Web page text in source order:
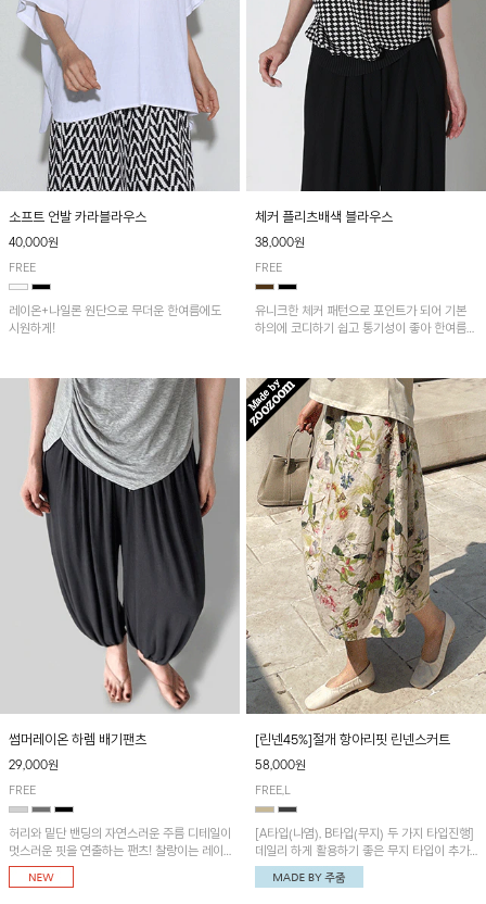
소프트 언발 카라블라우스
40,000원
FREE
레이온+나일론 원단으로 무더운 한여름에도
시원하게!
체커 플리츠배색 블라우스
38,000원
FREE
유니크한 체커 패턴으로 포인트가 되어 기본
하의에 코디하기 쉽고 통기성이 좋아 한여름에
썸머레이온 하렘 배기팬츠
29,000원
FREE
허리와 밑단 밴딩의 자연스러운 주름 디테일이
멋스러운 핏을 연출하는 팬츠! 찰랑이는 레이
온 소재로 가볍고 시원하게 착용되며, 여유로
운 실루엣으로 활동성이 좋아 데일리 하게 즐
[린넨45%]절개 항아리핏 린넨스커트
58,000원
FREE,L
[A타입(나염), B타입(무지) 두 가지 타입진행]
데일리 하게 활용하기 좋은 무지 타입이 추가
되었어요~ 볼륨감 있는 항아리핏 실루엣이 유
니크하며 포켓디테일이 POINT!